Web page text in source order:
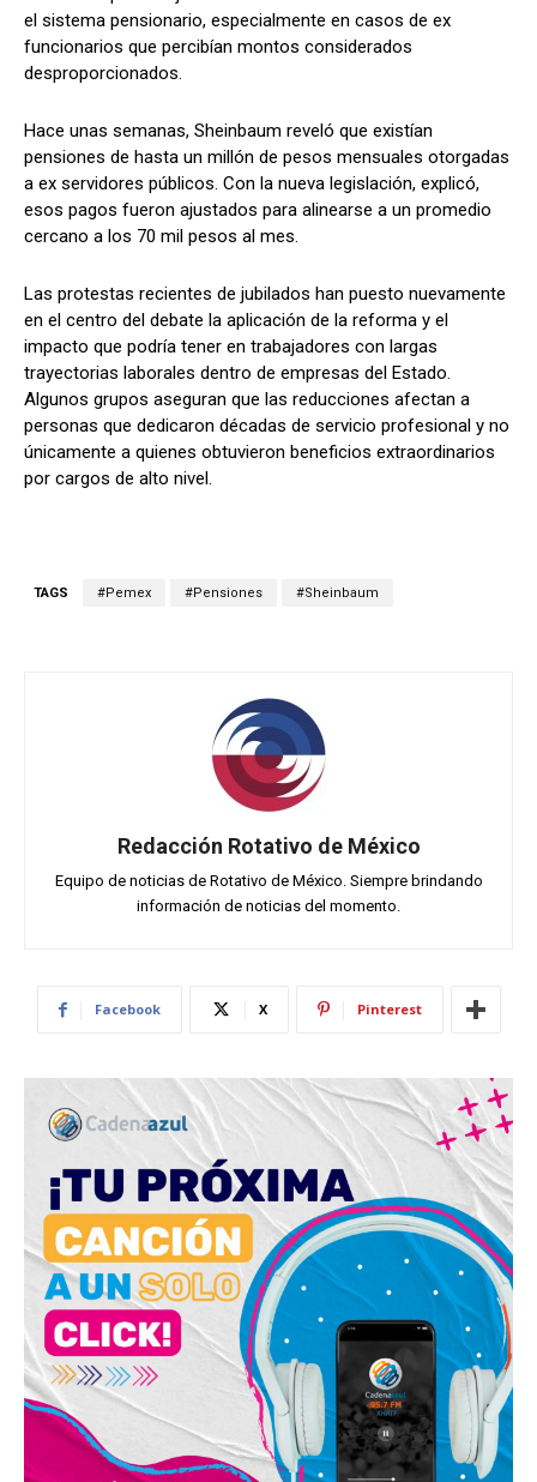
el sistema pensionario, especialmente en casos de ex
funcionarios que percibían montos considerados
desproporcionados.
Hace unas semanas, Sheinbaum reveló que existían
pensiones de hasta un millón de pesos mensuales otorgadas
a ex servidores públicos. Con la nueva legislación, explicó,
esos pagos fueron ajustados para alinearse a un promedio
cercano a los 70 mil pesos al mes.
Las protestas recientes de jubilados han puesto nuevamente
en el centro del debate la aplicación de la reforma y el
impacto que podría tener en trabajadores con largas
trayectorias laborales dentro de empresas del Estado.
Algunos grupos aseguran que las reducciones afectan a
personas que dedicaron décadas de servicio profesional y no
únicamente a quienes obtuvieron beneficios extraordinarios
por cargos de alto nivel.
TAGS #Pemex #Pensiones #Sheinbaum
Redacción Rotativo de México
Equipo de noticias de Rotativo de México. Siempre brindando
información de noticias del momento.
Facebook X Pinterest